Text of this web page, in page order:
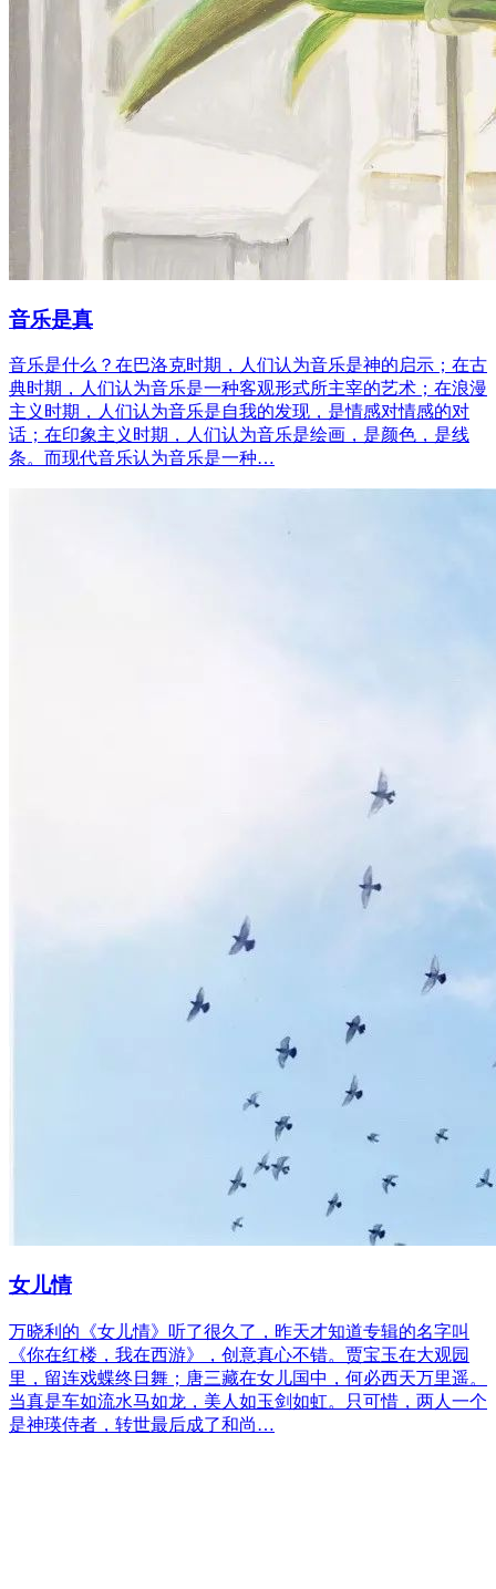
音乐是真
音乐是什么？在巴洛克时期，人们认为音乐是神的启示；在古
典时期，人们认为音乐是一种客观形式所主宰的艺术；在浪漫
主义时期，人们认为音乐是自我的发现，是情感对情感的对
话；在印象主义时期，人们认为音乐是绘画，是颜色，是线
条。而现代音乐认为音乐是一种…
女儿情
万晓利的《女儿情》听了很久了，昨天才知道专辑的名字叫
《你在红楼，我在西游》，创意真心不错。贾宝玉在大观园
里，留连戏蝶终日舞；唐三藏在女儿国中，何必西天万里遥。
当真是车如流水马如龙，美人如玉剑如虹。只可惜，两人一个
是神瑛侍者，转世最后成了和尚…